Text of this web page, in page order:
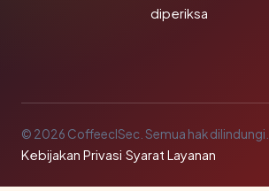
diperiksa
© 2026 CoffeeclSec. Semua hak dilindungi.
Kebijakan Privasi·Syarat Layanan